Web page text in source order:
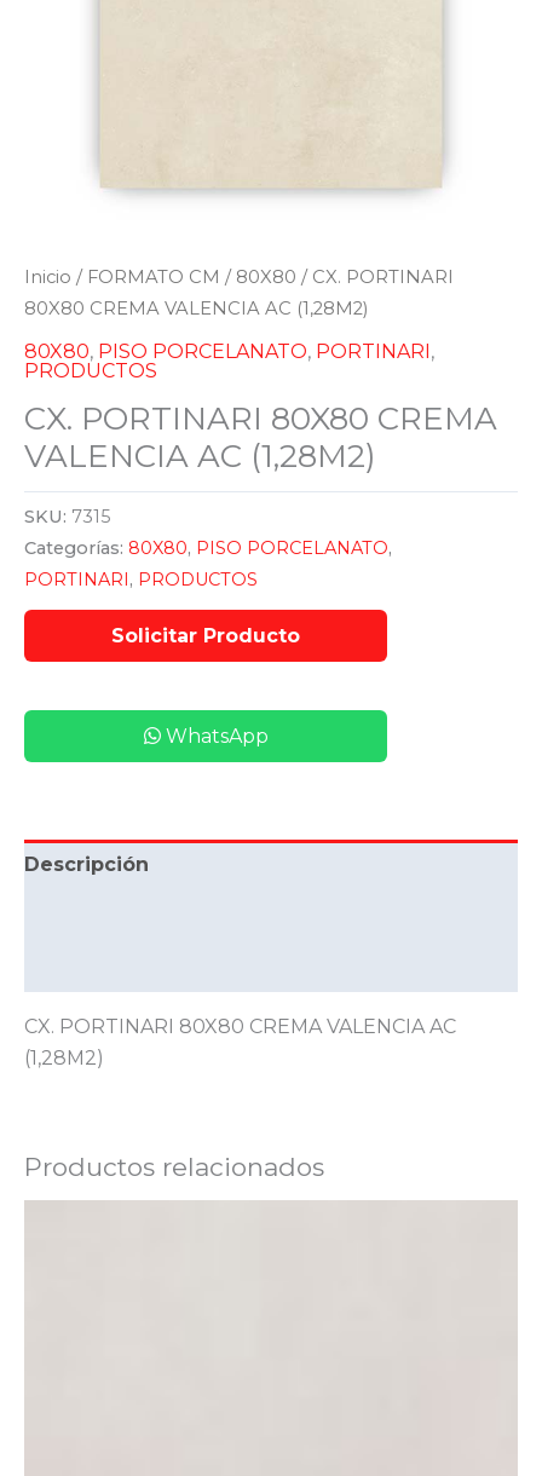
Inicio / FORMATO CM / 80X80 / CX. PORTINARI
80X80 CREMA VALENCIA AC (1,28M2)
80X80, PISO PORCELANATO, PORTINARI,
PRODUCTOS
CX. PORTINARI 80X80 CREMA
VALENCIA AC (1,28M2)
SKU: 7315
Categorías: 80X80, PISO PORCELANATO,
PORTINARI, PRODUCTOS
WhatsApp
Descripción
CX. PORTINARI 80X80 CREMA VALENCIA AC
(1,28M2)
Productos relacionados